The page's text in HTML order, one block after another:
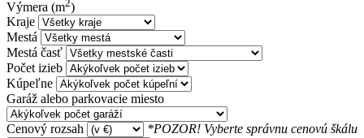
Výmera (m )
Kraje
Mestá
Mestá časť
Počet izieb
Kúpeľne
Garáž alebo parkovacie miesto
Cenový rozsah *POZOR! Vyberte správnu cenovú škálu